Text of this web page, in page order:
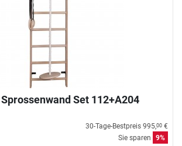
Set 112+A204
30-Tage-Bestpreis 995,00 €
Sie sparen
9%